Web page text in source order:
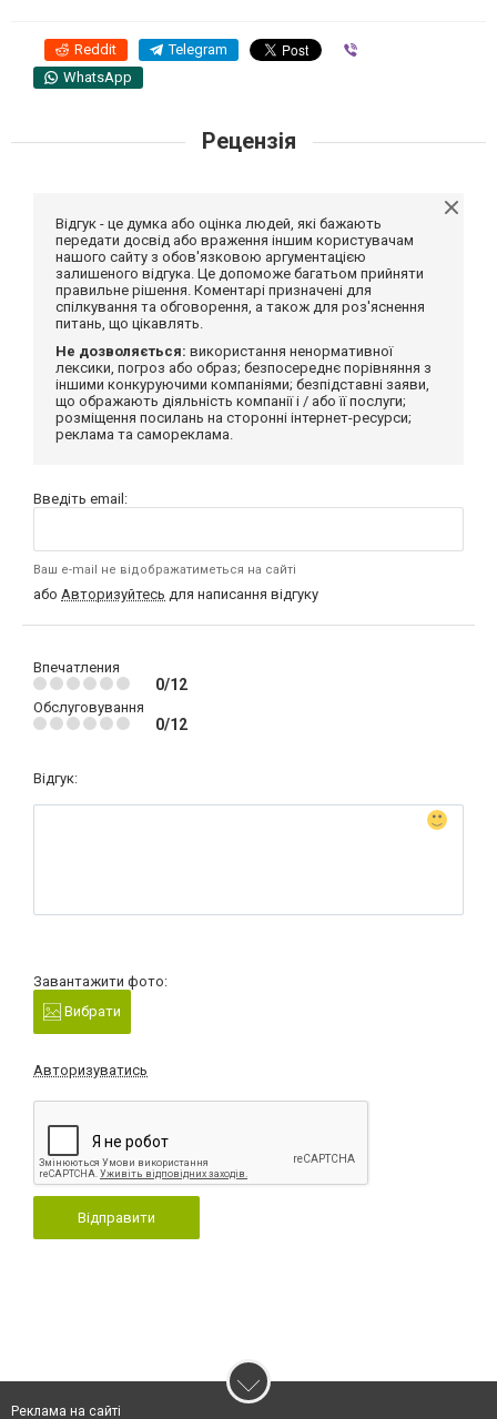
Reddit Telegram
WhatsApp
Рецензія
Відгук - це думка або оцінка людей, які бажають
передати досвід або враження іншим користувачам
нашого сайту з обов'язковою аргументацією
залишеного відгука. Це допоможе багатьом прийняти
правильне рішення. Коментарі призначені для
спілкування та обговорення, а також для роз'яснення
питань, що цікавлять.
Не дозволяється: використання ненормативної
лексики, погроз або образ; безпосереднє порівняння з
іншими конкуруючими компаніями; безпідставні заяви,
що ображають діяльність компанії і / або її послуги;
розміщення посилань на сторонні інтернет-ресурси;
реклама та самореклама.
Введіть email:
Ваш e-mail не відображатиметься на сайті
або Авторизуйтесь для написання відгуку
Впечатления
0/12
Обслуговування
0/12
Відгук:
Завантажити фото:
Вибрати
Авторизуватись
Відправити
Реклама на сайті